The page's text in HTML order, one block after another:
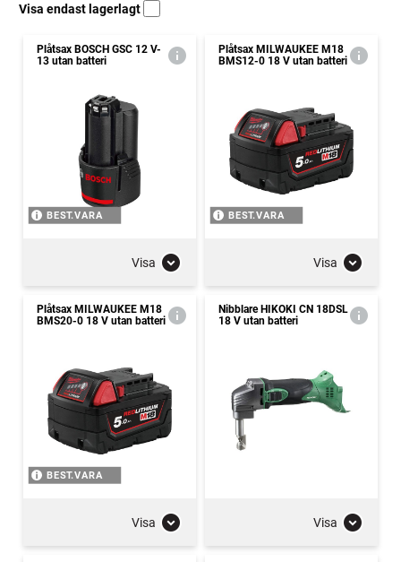
Visa endast lagerlagt
Plåtsax BOSCH GSC 12 V-
13 utan batteri
BEST.VARA
Visa
Plåtsax MILWAUKEE M18
BMS12-0 18 V utan batteri
BEST.VARA
Visa
Plåtsax MILWAUKEE M18
BMS20-0 18 V utan batteri
BEST.VARA
Visa
Nibblare HIKOKI CN 18DSL
18 V utan batteri
Visa